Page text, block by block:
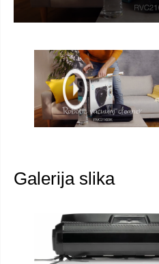
Galerija slika